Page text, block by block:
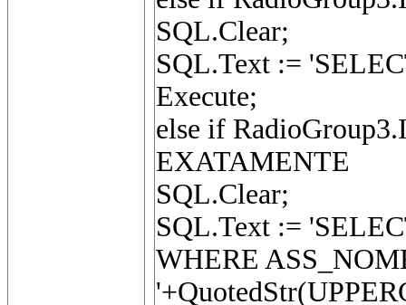
SQL.Clear;
SQL.Text :=
Execute;
else if
EXATAMENTE
SQL.Clear;
SQL.Text :=
WHERE